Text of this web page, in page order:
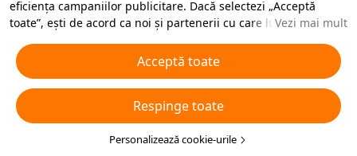
eficiența campaniilor publicitare. Dacă selectezi „Acceptă
toate”, ești de acord ca noi și partenerii cu care lucrăm să
scopuri publicitare. De asemenea, poți „Respinge toate”
cookie-urile neesențiale sau poți alege ce tipuri de cookie-uri
dorești să accepți sau să dezactivezi, printr-un clic mai jos pe
„Personalizare cookie-uri” sau în orice moment în setările de
confidențialitate. Pentru mai multe detalii, veziPolitica noastră
privind cookie-urile și tehnologiile similare .
Vezi mai mult
Acceptă toate
Respinge toate
Personalizează cookie-urile